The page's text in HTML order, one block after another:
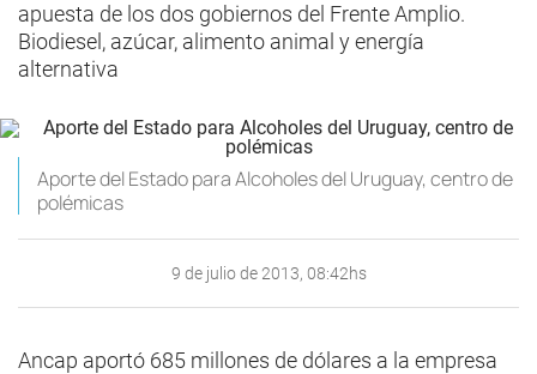
apuesta de los dos gobiernos del Frente Amplio.
Biodiesel, azúcar, alimento animal y energía
alternativa
Aporte del Estado para Alcoholes del Uruguay, centro de
polémicas
9 de julio de 2013, 08:42hs
Ancap aportó 685 millones de dólares a la empresa